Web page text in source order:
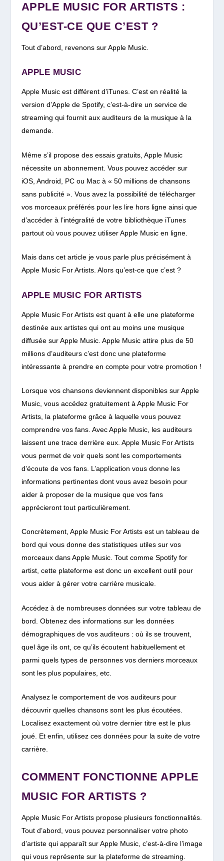
APPLE MUSIC FOR ARTISTS :
QU’EST-CE QUE C’EST ?
Tout d’abord, revenons sur Apple Music.
APPLE MUSIC
Apple Music est différent d’iTunes. C’est en réalité la
version d’Apple de Spotify, c’est-à-dire un service de
streaming qui fournit aux auditeurs de la musique à la
demande.
Même s’il propose des essais gratuits, Apple Music
nécessite un abonnement. Vous pouvez accéder sur
iOS, Android, PC ou Mac à « 50 millions de chansons
sans publicité ». Vous avez la possibilité de télécharger
vos morceaux préférés pour les lire hors ligne ainsi que
d’accéder à l’intégralité de votre bibliothèque iTunes
partout où vous pouvez utiliser Apple Music en ligne.
Mais dans cet article je vous parle plus précisément à
Apple Music For Artists. Alors qu’est-ce que c’est ?
APPLE MUSIC FOR ARTISTS
Apple Music For Artists est quant à elle une plateforme
destinée aux artistes qui ont au moins une musique
diffusée sur Apple Music. Apple Music attire plus de 50
millions d’auditeurs c’est donc une plateforme
intéressante à prendre en compte pour votre promotion !
Lorsque vos chansons deviennent disponibles sur Apple
Music, vous accédez gratuitement à Apple Music For
Artists, la plateforme grâce à laquelle vous pouvez
comprendre vos fans. Avec Apple Music, les auditeurs
laissent une trace derrière eux. Apple Music For Artists
vous permet de voir quels sont les comportements
d’écoute de vos fans. L’application vous donne les
informations pertinentes dont vous avez besoin pour
aider à proposer de la musique que vos fans
apprécieront tout particulièrement.
Concrètement, Apple Music For Artists est un tableau de
bord qui vous donne des statistiques utiles sur vos
morceaux dans Apple Music. Tout comme Spotify for
artist, cette plateforme est donc un excellent outil pour
vous aider à gérer votre carrière musicale.
Accédez à de nombreuses données sur votre tableau de
bord. Obtenez des informations sur les données
démographiques de vos auditeurs : où ils se trouvent,
quel âge ils ont, ce qu’ils écoutent habituellement et
parmi quels types de personnes vos derniers morceaux
sont les plus populaires, etc.
Analysez le comportement de vos auditeurs pour
découvrir quelles chansons sont les plus écoutées.
Localisez exactement où votre dernier titre est le plus
joué. Et enfin, utilisez ces données pour la suite de votre
carrière.
COMMENT FONCTIONNE APPLE
MUSIC FOR ARTISTS ?
Apple Music For Artists propose plusieurs fonctionnalités.
Tout d’abord, vous pouvez personnaliser votre photo
d’artiste qui apparaît sur Apple Music, c’est-à-dire l’image
qui vous représente sur la plateforme de streaming.